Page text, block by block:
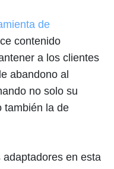
de
contenido
a los clientes
abandono al
no solo su
también la de
en esta